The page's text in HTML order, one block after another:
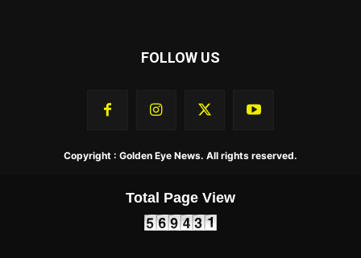
FOLLOW US
Copyright : Golden Eye News. All rights reserved.
Total Page View